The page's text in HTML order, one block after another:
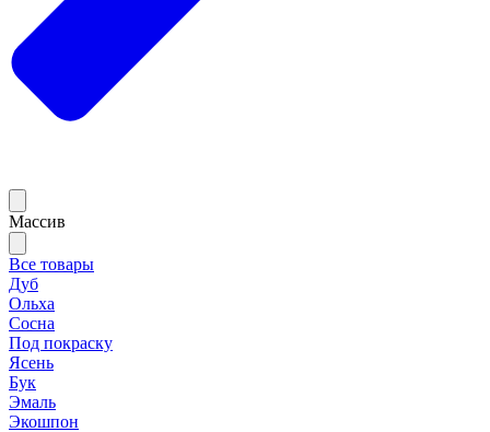
Массив
Все товары
Дуб
Ольха
Сосна
Под покраску
Ясень
Бук
Эмаль
Экошпон